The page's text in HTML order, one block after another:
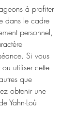
à profiter
dans le cadre
personnel,
Si vous
utiliser cette
que
obtenir une
Yahn-Loù